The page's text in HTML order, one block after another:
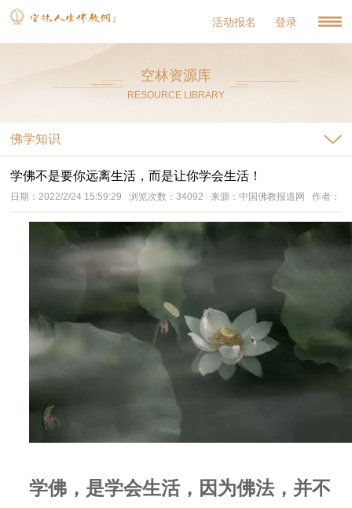
活动报名 登录
空林资源库
RESOURCE LIBRARY
佛学知识
学佛不是要你远离生活，而是让你学会生活！
日期：2022/2/24 15:59:29 浏览次数：34092 来源：中国佛教报道网 作者：
学佛，是学会生活，因为佛法，并不